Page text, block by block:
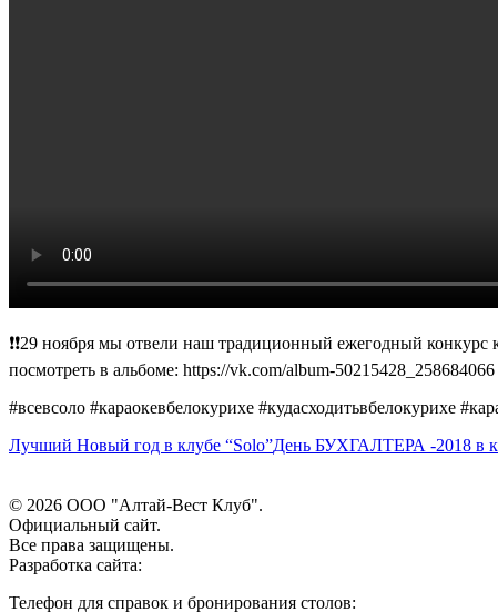
❗❗29 ноября мы отвели наш традиционный ежегодный
посмотреть в альбоме: https://vk.com/album-
#всевсоло #караокевбелокурихе #кудасходитьвбелокурихе
Лучший Новый год в клубе “Solo”День БУХГАЛТЕРА -2018 в
© 2026 ООО "Алтай-Вест Клуб".
Официальный сайт.
Все права защищены.
Разработка сайта:
Телефон для справок и бронирования столов: